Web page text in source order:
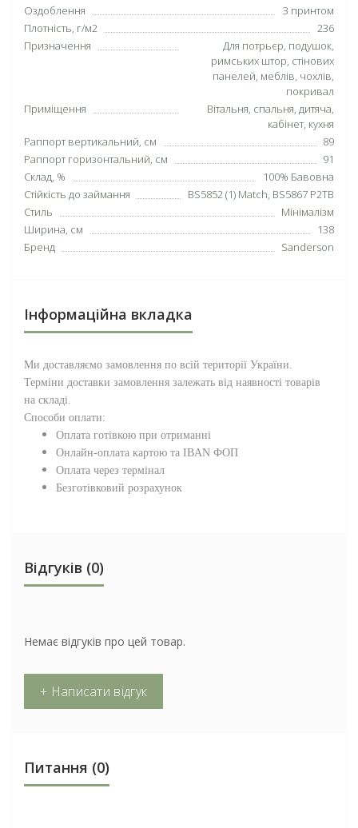
Оздоблення
З принтом
Плотність, г/м2
236
Призначення
Для потрьєр, подушок,
римських штор, стінових
панелей, меблів, чохлів,
покривал
Приміщення
Вітальня, спальня, дитяча,
кабінет, кухня
Раппорт вертикальний, см
89
Раппорт горизонтальний, см
91
Склад, %
100% Бавовна
Стійкість до займання
BS5852 (1) Match, BS5867 P2TB
Стиль
Мінімалізм
Ширина, см
138
Бренд
Sanderson
Інформаційна вкладка
Ми доставляємо замовлення по всій території України.
Терміни доставки замовлення залежать від наявності товарів
на складі.
Способи оплати:
Оплата готівкою при отриманні
Онлайн-оплата картою та IBAN ФОП
Оплата через термінал
Безготівковий розрахунок
Відгуків (0)
Немає відгуків про цей товар.
+ Написати відгук
Питання (0)